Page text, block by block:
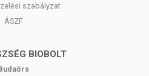
szabályzat
ÁSZF
BIOBOLT